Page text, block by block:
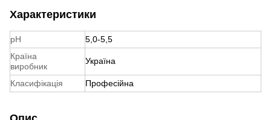
Характеристики
pH
5,0-5,5
Країна
виробник
Україна
Класифікація Професійна